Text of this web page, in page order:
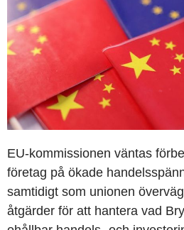
EU-kommissionen väntas
företag på ökade
samtidigt som unionen
åtgärder för att hantera vad